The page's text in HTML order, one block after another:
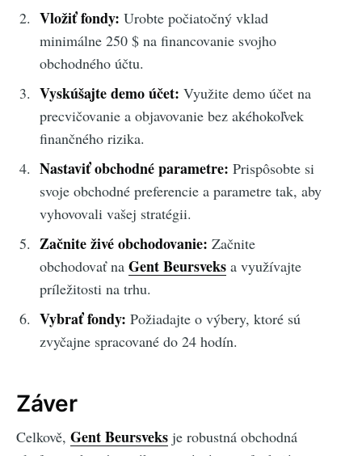
Vložiť fondy: Urobte počiatočný vklad
minimálne 250 $ na financovanie svojho
obchodného účtu.
Vyskúšajte demo účet: Využite demo účet na
precvičovanie a objavovanie bez akéhokoľvek
finančného rizika.
Nastaviť obchodné parametre: Prispôsobte si
svoje obchodné preferencie a parametre tak, aby
vyhovovali vašej stratégii.
Začnite živé obchodovanie: Začnite
obchodovať na Gent Beursveksa využívajte
príležitosti na trhu.
Vybrať fondy: Požiadajte o výbery, ktoré sú
zvyčajne spracované do 24 hodín.
Záver
Celkově, Gent Beursveks je robustná obchodná